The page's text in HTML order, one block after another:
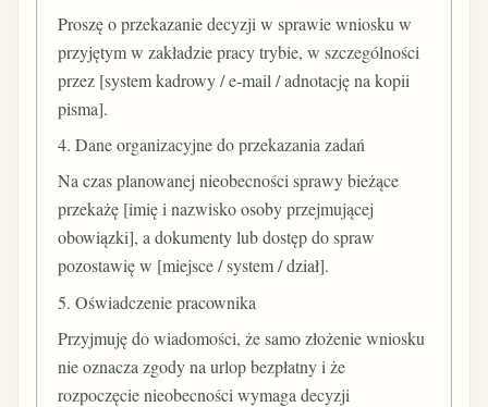
Proszę o przekazanie decyzji w sprawie wniosku w
przyjętym w zakładzie pracy trybie, w szczególności
przez [system kadrowy / e-mail / adnotację na kopii
pisma].
4. Dane organizacyjne do przekazania zadań
Na czas planowanej nieobecności sprawy bieżące
przekażę [imię i nazwisko osoby przejmującej
obowiązki], a dokumenty lub dostęp do spraw
pozostawię w [miejsce / system / dział].
5. Oświadczenie pracownika
Przyjmuję do wiadomości, że samo złożenie wniosku
nie oznacza zgody na urlop bezpłatny i że
rozpoczęcie nieobecności wymaga decyzji